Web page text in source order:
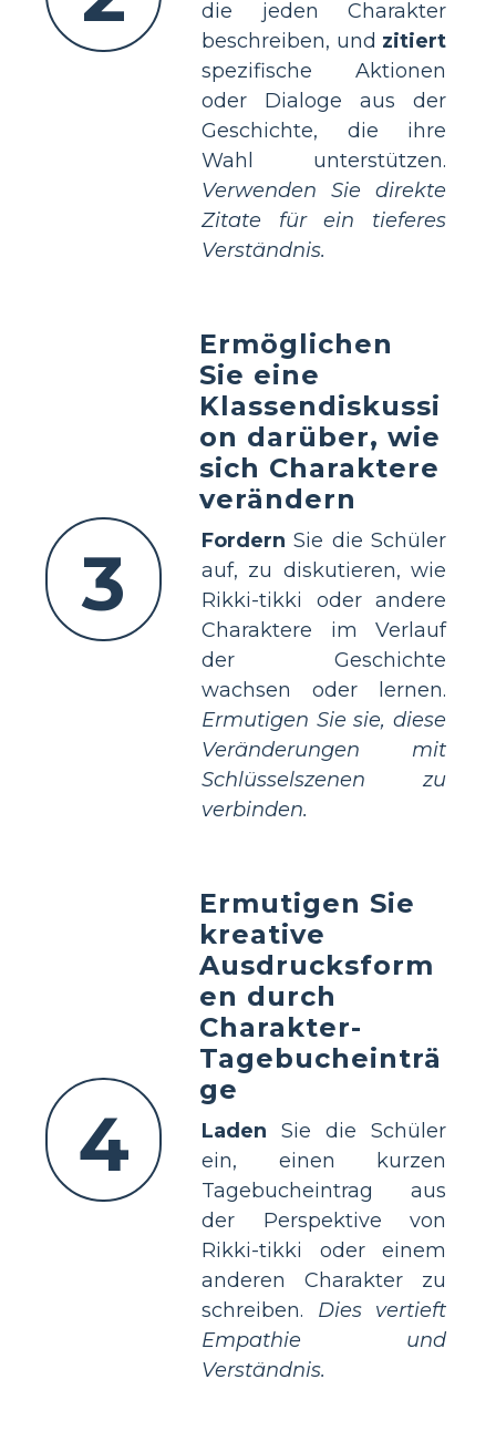
die jeden Charakter
beschreiben, und zitiert
spezifische Aktionen
oder Dialoge aus der
Geschichte, die ihre
Wahl unterstützen.
Verwenden Sie direkte
Zitate für ein tieferes
Verständnis.
3
Ermöglichen
Sie eine
Klassendiskussi
on darüber, wie
sich Charaktere
verändern
Fordern Sie die Schüler
auf, zu diskutieren, wie
Rikki-tikki oder andere
Charaktere im Verlauf
der Geschichte
wachsen oder lernen.
Ermutigen Sie sie, diese
Veränderungen mit
Schlüsselszenen zu
verbinden.
4
Ermutigen Sie
kreative
Ausdrucksform
en durch
Charakter-
Tagebucheinträ
ge
Laden Sie die Schüler
ein, einen kurzen
Tagebucheintrag aus
der Perspektive von
Rikki-tikki oder einem
anderen Charakter zu
schreiben. Dies vertieft
Empathie und
Verständnis.